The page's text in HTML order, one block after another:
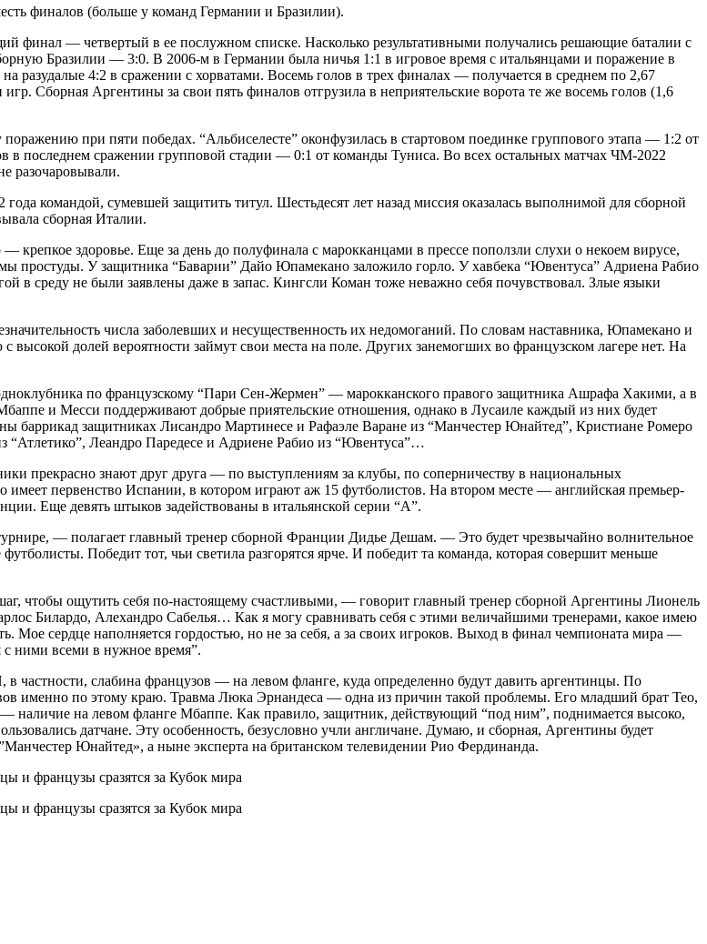
финалов (больше у команд Германии и Бразилии).
финал — четвертый в ее послужном списке. Насколько результативными получались решающие баталии с
Бразилии — 3:0. В 2006-м в Германии была ничья 1:1 в игровое время с итальянцами и поражение в
разудалые 4:2 в сражении с хорватами. Восемь голов в трех финалах — получается в среднем по 2,67
Сборная Аргентины за свои пять финалов отгрузила в неприятельские ворота те же восемь голов (1,6
при пяти победах. “Альбиселесте” оконфузилась в стартовом поединке группового этапа — 1:2 от
в последнем сражении групповой стадии — 0:1 от команды Туниса. Во всех остальных матчах ЧМ-2022
разочаровывали.
командой, сумевшей защитить титул. Шестьдесят лет назад миссия оказалась выполнимой для сборной
сборная Италии.
крепкое здоровье. Еще за день до полуфинала с марокканцами в прессе поползли слухи о некоем вирусе,
простуды. У защитника “Баварии” Дайо Юпамекано заложило горло. У хавбека “Ювентуса” Адриена Рабио
в среду не были заявлены даже в запас. Кингсли Коман тоже неважно себя почувствовал. Злые языки
числа заболевших и несущественность их недомоганий. По словам наставника, Юпамекано и
высокой долей вероятности займут свои места на поле. Других занемогших во французском лагере нет. На
по французскому “Пари Сен-Жермен” — марокканского правого защитника Ашрафа Хакими, а в
и Месси поддерживают добрые приятельские отношения, однако в Лусаиле каждый из них будет
баррикад защитниках Лисандро Мартинесе и Рафаэле Варане из “Манчестер Юнайтед”, Кристиане Ромеро
“Атлетико”, Леандро Паредесе и Адриене Рабио из “Ювентуса”…
прекрасно знают друг друга — по выступлениям за клубы, по соперничеству в национальных
первенство Испании, в котором играют аж 15 футболистов. На втором месте — английская премьер-
Еще девять штыков задействованы в итальянской серии “А”.
— полагает главный тренер сборной Франции Дидье Дешам. — Это будет чрезвычайно волнительное
Победит тот, чьи светила разгорятся ярче. И победит та команда, которая совершит меньше
чтобы ощутить себя по-настоящему счастливыми, — говорит главный тренер сборной Аргентины Лионель
Билардо, Алехандро Сабелья… Как я могу сравнивать себя с этими величайшими тренерами, какое имею
Мое сердце наполняется гордостью, но не за себя, а за своих игроков. Выход в финал чемпионата мира —
с ними всеми в нужное время”.
частности, слабина французов — на левом фланге, куда определенно будут давить аргентинцы. По
именно по этому краю. Травма Люка Эрнандеса — одна из причин такой проблемы. Его младший брат Тео,
наличие на левом фланге Мбаппе. Как правило, защитник, действующий “под ним”, поднимается высоко,
датчане. Эту особенность, безусловно учли англичане. Думаю, и сборная, Аргентины будет
Юнайтед», а ныне эксперта на британском телевидении Рио Фердинанда.